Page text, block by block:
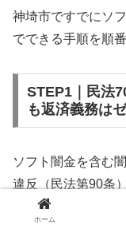
神埼市ですでにソ
でできる手順を順
STEP1｜民法
も返済義務はゼ
ソフト闇金を含む
違反（民法第90条
に該当するため、
ホーム